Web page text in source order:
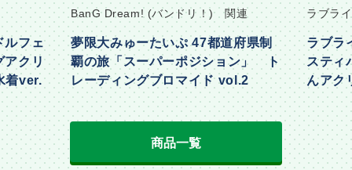
ルフェ
アクリ
着ver.
BanG Dream! (バンドリ！) 関連
夢限大みゅーたいぷ 47都道府県制
覇の旅「スーパーポジション」 ト
レーディングブロマイド vol.2
ラブラ
ラブラ
スティ
んアク
商品一覧